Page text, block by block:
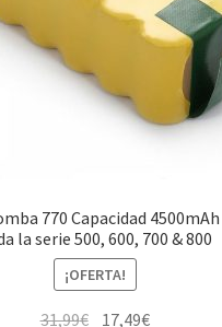
770 Capacidad
la serie 500, 600, 700 & 800
¡OFERTA!
31,99€ El17,49€El